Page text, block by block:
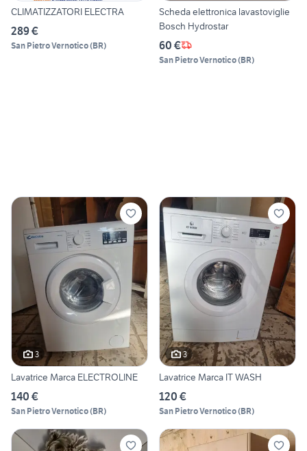
CLIMATIZZATORI ELECTRA
289 €
San Pietro Vernotico(BR)
Scheda elettronica lavastoviglie
Bosch Hydrostar
60 €
San Pietro Vernotico(BR)
3
Lavatrice Marca ELECTROLINE
140 €
San Pietro Vernotico(BR)
3
Lavatrice Marca IT WASH
120 €
San Pietro Vernotico(BR)